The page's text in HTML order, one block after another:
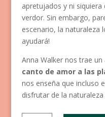
apretujados y ni
verdor. Sin embargo,
escenario, la naturaleza
ayudará!
Anna Walker nos trae
canto de amor a las
nos enseña que incluso
disfrutar de la